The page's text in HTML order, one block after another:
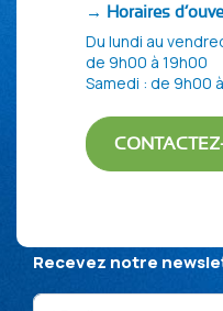
→ Horaires
Du lundi au
de 9h00 à 19h00
Samedi : de 9h00
Politique de confidentialité
Recevez notre